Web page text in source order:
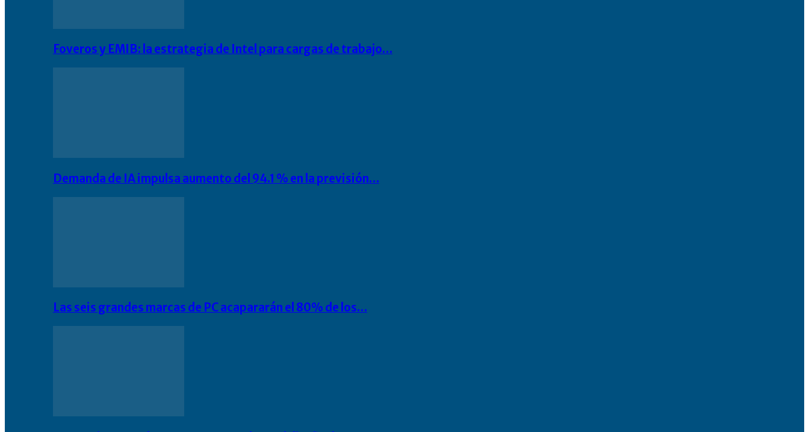
Foveros y EMIB: la estrategia de Intel para cargas de trabajo…
Demanda de IA impulsa aumento del 94.1 % en la previsión…
Las seis grandes marcas de PC acapararán el 80% de los…